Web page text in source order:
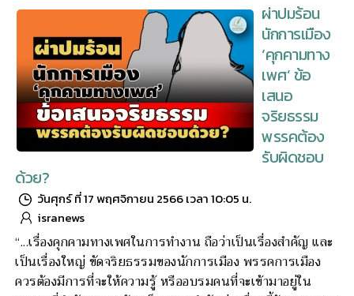
ผ่าปมร้อน
นักการเมือง
‘คุกคามทาง
เพศ’ ข้อ
เสนอ
จริยธรรม
พรรคต้อง
รับผิดชอบ
ด้วย?
วันศุกร์ ที่ 17 พฤศจิกายน 2566 เวลา 10:05 น.
isranews
“...เรื่องคุกคามทางเพศในการทำงาน ถือว่าเป็นเรื่องสำคัญ และ
เป็นเรื่องใหญ่ ขัดจริยธรรมของนักการเมือง พรรคการเมือง
ควรต้องมีการที่จะให้ความรู้ หรืออบรมคนที่จะเข้ามาอยู่ใน